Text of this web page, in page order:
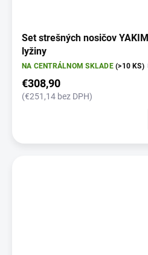
Set strešných nosičov
lyžiny
NA CENTRÁLNOM SKLADE(>10 KS)
€308,90
(€251,14 bez DPH)